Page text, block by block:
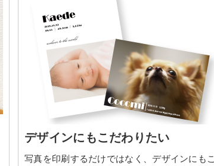
デザインにもこだわりたい
写真を印刷するだけではなく、デザインにもこ